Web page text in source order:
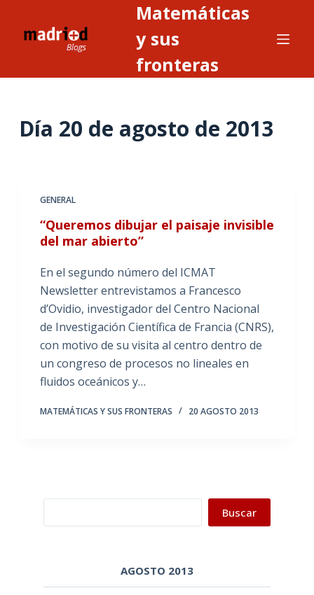
Matemáticas
y sus
fronteras
Día 20 de agosto de 2013
GENERAL
“Queremos dibujar el paisaje invisible
del mar abierto”
En el segundo número del ICMAT
Newsletter entrevistamos a Francesco
d’Ovidio, investigador del Centro Nacional
de Investigación Científica de Francia (CNRS),
con motivo de su visita al centro dentro de
un congreso de procesos no lineales en
fluidos oceánicos y…
MATEMÁTICAS Y SUS FRONTERAS 20 AGOSTO 2013
Buscar
AGOSTO 2013